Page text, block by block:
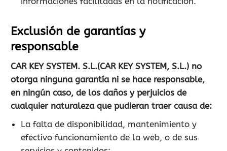
Exclusión de garantías y
responsable
CAR KEY SYSTEM. S.L.(CAR KEY SYSTEM, S.L.) no
otorga ninguna garantía ni se hace responsable,
en ningún caso, de los daños y perjuicios de
cualquier naturaleza que pudieran traer causa de:
La falta de disponibilidad, mantenimiento y
efectivo funcionamiento de la web, o de sus